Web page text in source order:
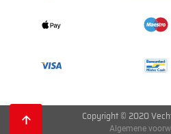
Copyright © 2020
Algemene